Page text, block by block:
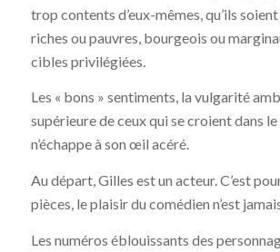
trop contents d’eux-mêmes, qu’ils
riches ou pauvres, bourgeois ou
cibles privilégiées.
Les « bons » sentiments, la vulgarité
supérieure de ceux qui se croient dans
n’échappe à son œil acéré.
Au départ, Gilles est un acteur. C’est
pièces, le plaisir du comédien n’est
Les numéros éblouissants des